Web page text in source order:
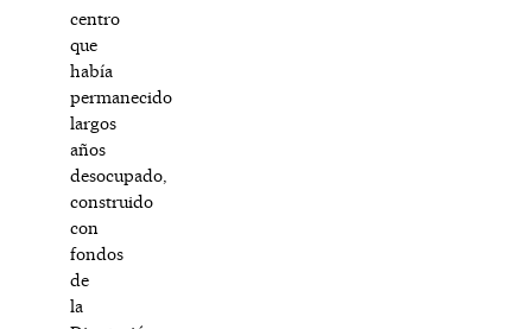
centro
que
había
permanecido
largos
años
desocupado,
construido
con
fondos
de
la